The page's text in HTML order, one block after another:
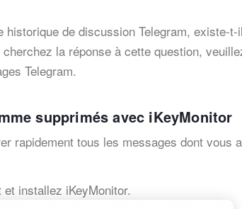
de discussion Telegram, existe-t-
la réponse à cette question,
Telegram.
supprimés avec iKeyMonitor
rapidement tous les messages dont vous
installez iKeyMonitor.